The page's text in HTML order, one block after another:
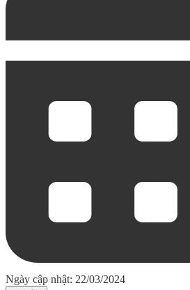
Ngày cập nhật: 22/03/2024